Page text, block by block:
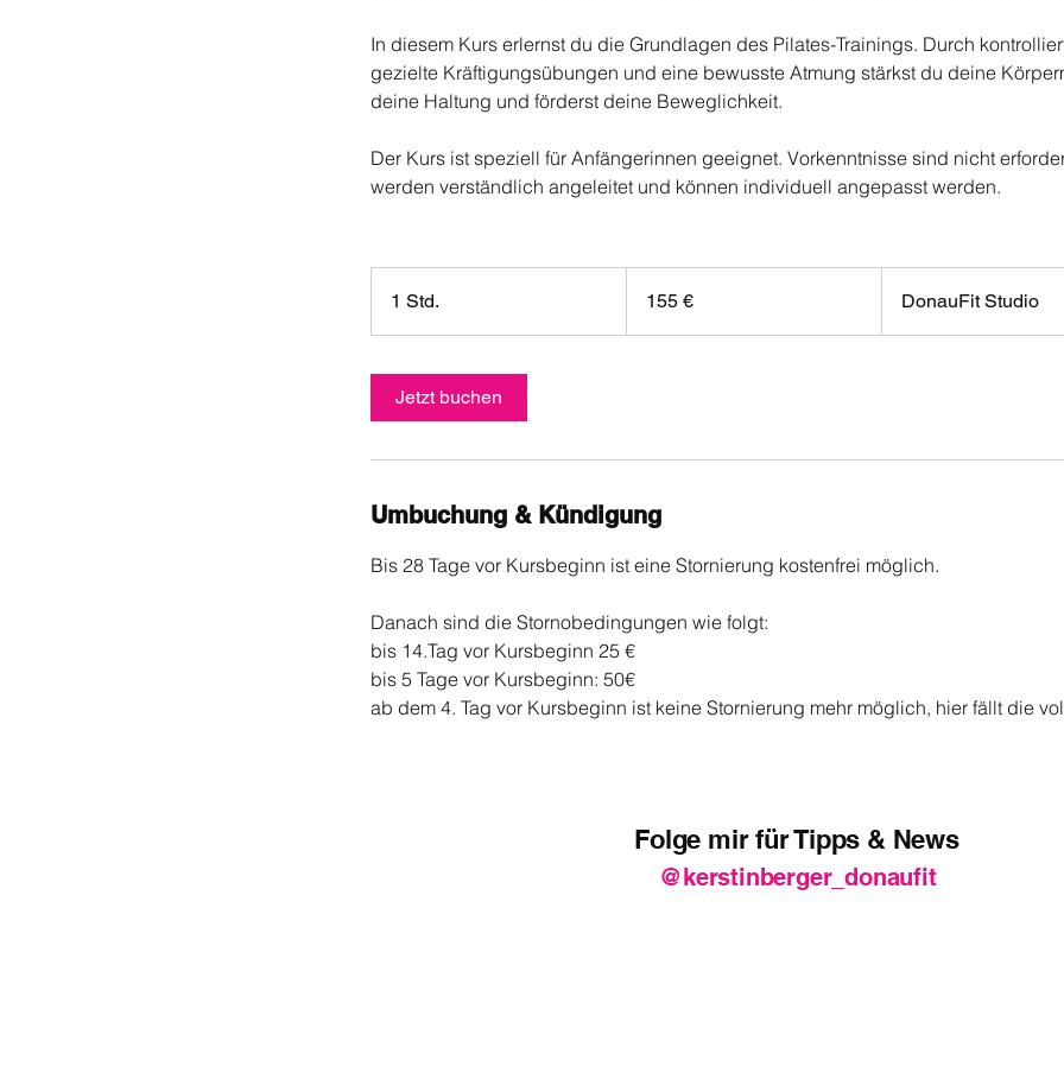
In diesem Kurs erlernst du die Grundlagen des Pilates-Trainings. Durch
gezielte Kräftigungsübungen und eine bewusste Atmung stärkst du deine
deine Haltung und förderst deine Beweglichkeit.
Der Kurs ist speziell für Anfängerinnen geeignet. Vorkenntnisse sind nicht
werden verständlich angeleitet und können individuell angepasst werden.
1 Std.
S
d
155 € DonauFit Studio
Jetzt buchen
Umbuchung & Kündigung
Bis 28 Tage vor Kursbeginn ist eine Stornierung kostenfrei möglich.
Danach sind die Stornobedingungen wie folgt:
bis 14.Tag vor Kursbeginn 25 €
bis 5 Tage vor Kursbeginn: 50€
ab dem 4. Tag vor Kursbeginn ist keine Stornierung mehr möglich, hier fällt die
Folge mir für Tipps & News
@kerstinberger_donaufit